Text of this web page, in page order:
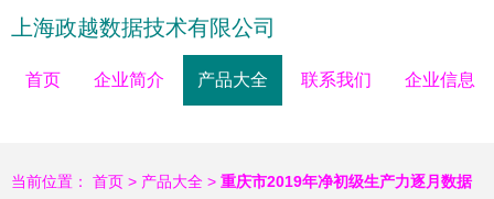
上海政越数据技术有限公司
首页 企业简介 产品大全 联系我们 企业信息
当前位置： 首页 > 产品大全 > 重庆市2019年净初级生产力逐月数据